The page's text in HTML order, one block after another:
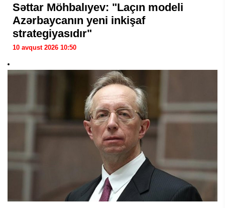
Səttar Möhbalıyev: "Laçın modeli
Azərbaycanın yeni inkişaf
strategiyasıdır"
10 avqust 2026 10:50